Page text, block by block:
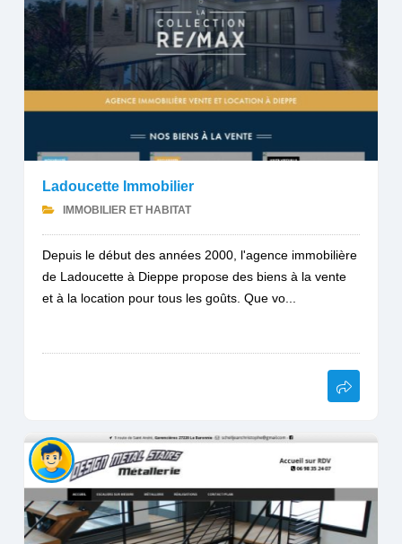
Ladoucette Immobilier
IMMOBILIER ET HABITAT
Depuis le début des années 2000, l'agence immobilière
de Ladoucette à Dieppe propose des biens à la vente
et à la location pour tous les goûts. Que vo...